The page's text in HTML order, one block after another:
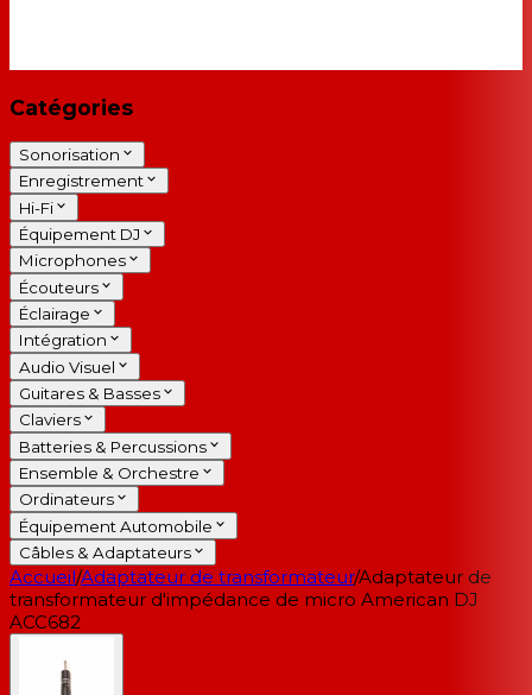
Catégories
Sonorisation
Enregistrement
Hi-Fi
Équipement DJ
Microphones
Écouteurs
Éclairage
Intégration
Audio Visuel
Guitares & Basses
Claviers
Batteries & Percussions
Ensemble & Orchestre
Ordinateurs
Équipement Automobile
Câbles & Adaptateurs
Accueil/Adaptateur de transformateur/Adaptateur de
transformateur d'impédance de micro American DJ
ACC682